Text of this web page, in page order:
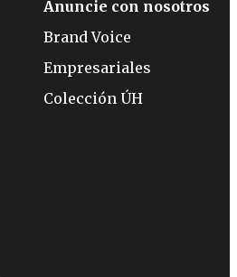
Anuncie con nosotros
Brand Voice
Empresariales
Colección ÚH